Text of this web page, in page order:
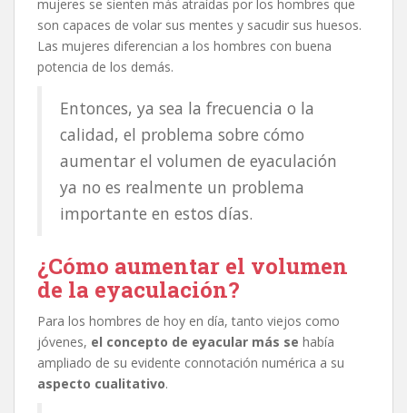
mujeres se sienten más atraídas por los hombres que
son capaces de volar sus mentes y sacudir sus huesos.
Las mujeres diferencian a los hombres con buena
potencia de los demás.
Entonces, ya sea la frecuencia o la
calidad, el problema sobre cómo
aumentar el volumen de eyaculación
ya no es realmente un problema
importante en estos días.
¿Cómo aumentar el volumen
de la eyaculación?
Para los hombres de hoy en día, tanto viejos como
jóvenes, el concepto de eyacular más se había
ampliado de su evidente connotación numérica a su
aspecto cualitativo.